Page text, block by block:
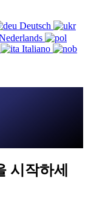
Deutsch
Italiano
시작하세